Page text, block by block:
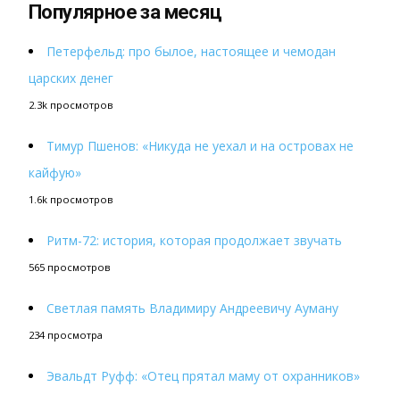
Популярное за месяц
Петерфельд: про былое, настоящее и чемодан
царских денег
2.3k просмотров
Тимур Пшенов: «Никуда не уехал и на островах не
кайфую»
1.6k просмотров
Ритм-72: история, которая продолжает звучать
565 просмотров
Светлая память Владимиру Андреевичу Ауману
234 просмотра
Эвальдт Руфф: «Отец прятал маму от охранников»